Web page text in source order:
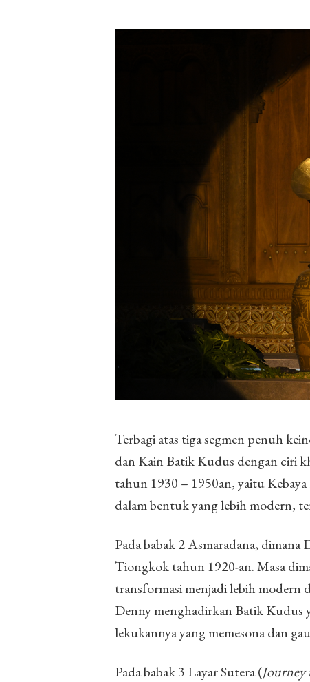
Terbagi atas tiga segmen penuh
dan Kain Batik Kudus dengan ciri
tahun 1930 – 1950an, yaitu
dalam bentuk yang lebih modern,
Pada babak 2 Asmaradana,
Tiongkok tahun 1920-an. Masa
transformasi menjadi lebih
Denny menghadirkan Batik Kudus
lekukannya yang memesona dan
Pada babak 3 Layar Sutera (Journey